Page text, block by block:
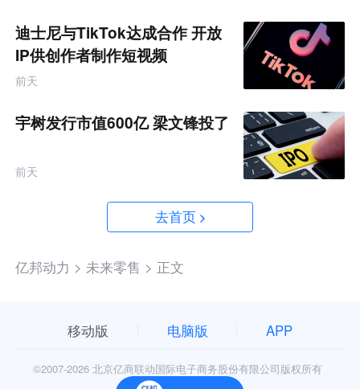
迪士尼与TikTok达成合作 开放
IP供创作者制作短视频
前天
宇树发行市值600亿 梁文锋投了
前天
去首页
亿邦动力 > 未来零售 > 正文
移动版 电脑版 APP
©2007-2026 北京亿商联动国际电子商务股份有限公司版权所有